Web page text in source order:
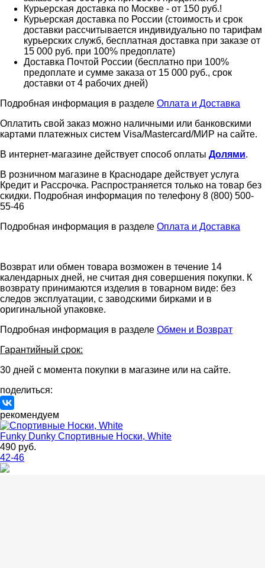
Курьерская доставка по Москве - от 150 руб.!
Курьерская доставка по России (стоимость и срок
доставки рассчитывается индивидуально по тарифам
курьерских служб, бесплатная доставка при заказе от
15 000 руб. при 100% предоплате)
Доставка Почтой России (бесплатно при 100%
предоплате и сумме заказа от 15 000 руб., срок
доставки от 4 рабочих дней)
Подробная информация в разделе Оплата и Доставка
Оплатить свой заказ можно наличными или банковскими
картами платежных систем Visa/Mastercard/МИР на сайте.
В интернет-магазине действует способ оплаты Долями.
В розничном магазине в Краснодаре действует услуга
Кредит и Рассрочка. Распространяется только на товар без
скидки. Подробная информация по телефону 8 (800) 500-
55-46
Подробная информация в разделе Оплата и Доставка
Возврат или обмен товара возможен в течение 14
календарных дней, не считая дня совершения покупки. К
возврату принимаются изделия в товарном виде: без
следов эксплуатации, с заводскими бирками и в
оригинальной упаковке.
Подробная информация в разделе Обмен и Возврат
Гарантийный срок:
30 дней с момента покупки в магазине или на сайте.
поделиться:
рекомендуем
Funky Dunky Спортивные Носки, White
490 руб.
42-46